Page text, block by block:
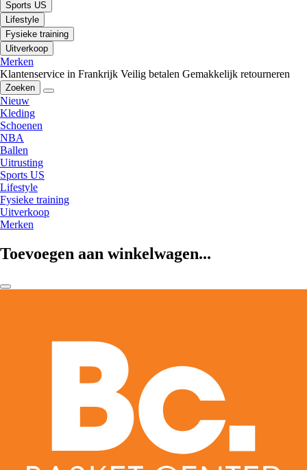
Sports US
Lifestyle
Fysieke training
Uitverkoop
Merken
Klantenservice in Frankrijk Veilig betalen Gemakkelijk retourneren
Zoeken
Nieuw
Kleding
Schoenen
NBA
Ballen
Uitrusting
Sports US
Lifestyle
Fysieke training
Uitverkoop
Merken
Toevoegen aan winkelwagen...